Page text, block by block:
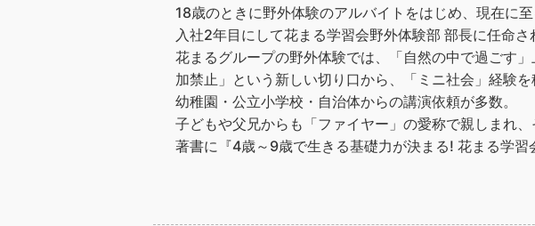
18歳のときに野外体験のアルバイトをはじめ、現在に
入社2年目にして花まる学習会野外体験部 部長に任命
花まるグループの野外体験では、「自然の中で過ごす
加禁止」という新しい切り口から、「ミニ社会」経験
幼稚園・公立小学校・自治体からの講演依頼が多数。
子どもや父兄からも「ファイヤー」の愛称で親しまれ
著書に『4歳～9歳で生きる基礎力が決まる! 花まる学習